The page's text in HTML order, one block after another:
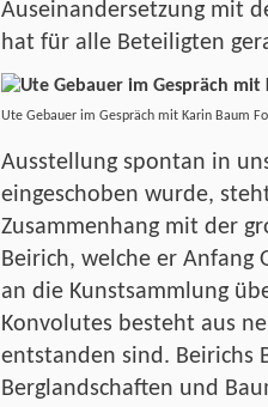
Auseinandersetzung mit
hat für alle Beteiligten
Ute Gebauer im Gespräch mit Karin Baum
Ausstellung spontan in
eingeschoben wurde,
Zusammenhang mit der
Beirich, welche er Anfang
an die Kunstsammlung
Konvolutes besteht aus
entstanden sind. Beirichs
Berglandschaften und